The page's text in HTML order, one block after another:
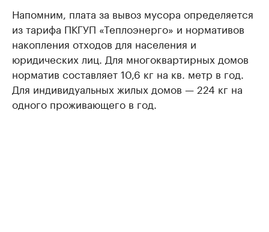
Напомним, плата за вывоз мусора определяется
из тарифа ПКГУП «Теплоэнерго» и нормативов
накопления отходов для населения и
юридических лиц. Для многоквартирных домов
норматив составляет 10,6 кг на кв. метр в год.
Для индивидуальных жилых домов — 224 кг на
одного проживающего в год.